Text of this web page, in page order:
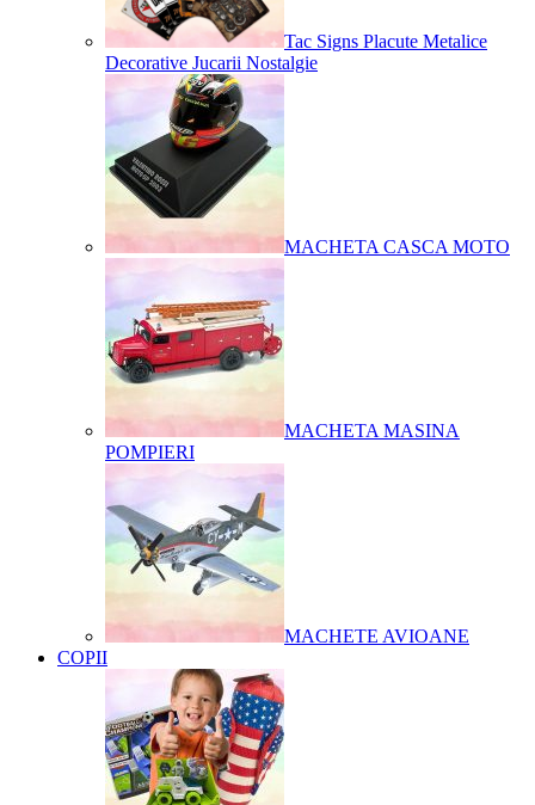
Tac Signs Placute Metalice
Decorative Jucarii Nostalgie
MACHETA CASCA MOTO
MACHETA MASINA
POMPIERI
MACHETE AVIOANE
COPII